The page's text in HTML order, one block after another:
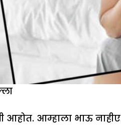
आहोत. आम्हाला भाऊ